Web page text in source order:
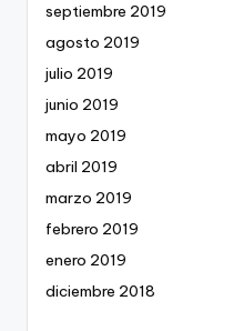
septiembre 2019
agosto 2019
julio 2019
junio 2019
mayo 2019
abril 2019
marzo 2019
febrero 2019
enero 2019
diciembre 2018